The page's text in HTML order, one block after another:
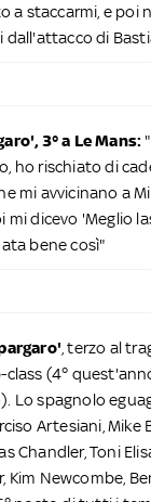
a staccarmi, e poi
dall'attacco di
3° a Le Mans:
ho rischiato di
mi avvicinano a
mi dicevo 'Meglio
bene così"
, terzo al
(4°
Lo spagnolo
Artesiani, Mike
Chandler, Toni
Kim Newcombe,